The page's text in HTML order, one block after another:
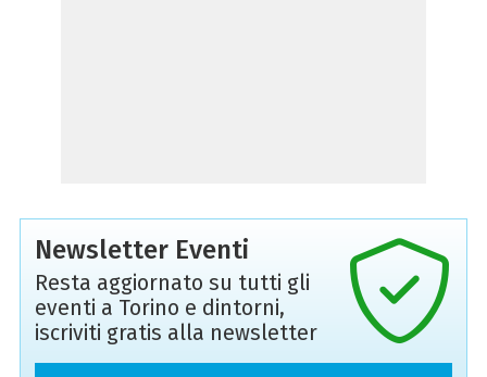
Newsletter Eventi
Resta aggiornato su tutti gli
eventi a Torino e dintorni,
iscriviti gratis alla newsletter